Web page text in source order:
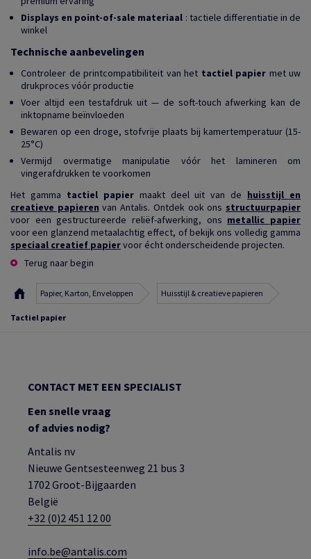
Displays en point-of-sale materiaal : tactiele differentiatie in de
winkel
Technische aanbevelingen
Controleer de printcompatibiliteit van het tactiel papier met uw
drukproces vóór productie
Voer altijd een testafdruk uit — de soft-touch afwerking kan de
inktopname beïnvloeden
Bewaren op een droge, stofvrije plaats bij kamertemperatuur (15-
25°C)
Vermijd overmatige manipulatie vóór het lamineren om
vingerafdrukken te voorkomen
Het gamma tactiel papiermaakt deel uit van de huisstijl en
creatieve papieren van Antalis. Ontdek ook ons structuurpapier
voor een gestructureerde reliëf-afwerking, ons metallic papier
voor een glanzend metaalachtig effect, of bekijk ons volledig gamma
speciaal creatief papiervoor écht onderscheidende projecten.
Terug naar begin
Papier, Karton, Enveloppen Huisstijl & creatieve papieren
Tactiel papier
CONTACT MET EEN SPECIALIST
Een snelle vraag
of advies nodig?
Antalis nv
Nieuwe Gentsesteenweg 21 bus 3
1702 Groot-Bijgaarden
België
+32 (0)2 451 12 00
info.be@antalis.com